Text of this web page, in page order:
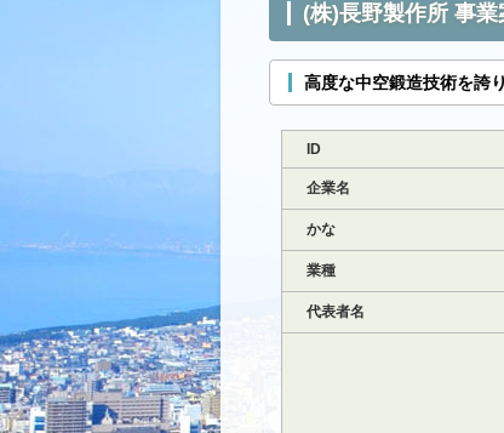
(株)長野製作所 事
高度な中空鍛造技術を
ID
企業名
かな
業種
代表者名